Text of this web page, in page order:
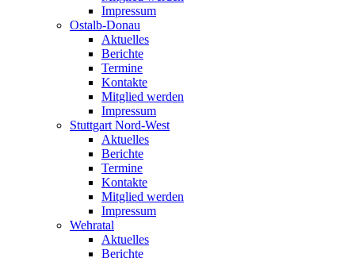
Impressum
Ostalb-Donau
Aktuelles
Berichte
Termine
Kontakte
Mitglied werden
Impressum
Stuttgart Nord-West
Aktuelles
Berichte
Termine
Kontakte
Mitglied werden
Impressum
Wehratal
Aktuelles
Berichte